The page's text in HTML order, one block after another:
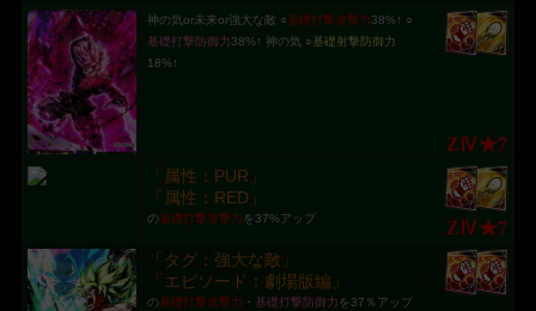
神の気or未来or強大な敵 ○基礎打撃攻撃力38%↑ ○
基礎打撃防御力38%↑ 神の気 ○基礎射撃防御力
18%↑
ZⅣ★7
「属性：PUR」
「属性：RED」
の基礎打撃攻撃力 を37%アップ ZⅣ★7
「タグ：強大な敵」
「エピソード：劇場版編」
の基礎打撃攻撃力 ・ 基礎打撃防御力 を37％アップ